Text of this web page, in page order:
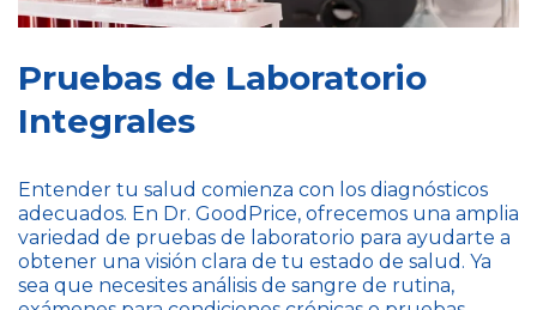
Pruebas de Laboratorio
Integrales
Entender tu salud comienza con los diagnósticos
adecuados. En Dr. GoodPrice, ofrecemos una amplia
variedad de pruebas de laboratorio para ayudarte a
obtener una visión clara de tu estado de salud. Ya
sea que necesites análisis de sangre de rutina,